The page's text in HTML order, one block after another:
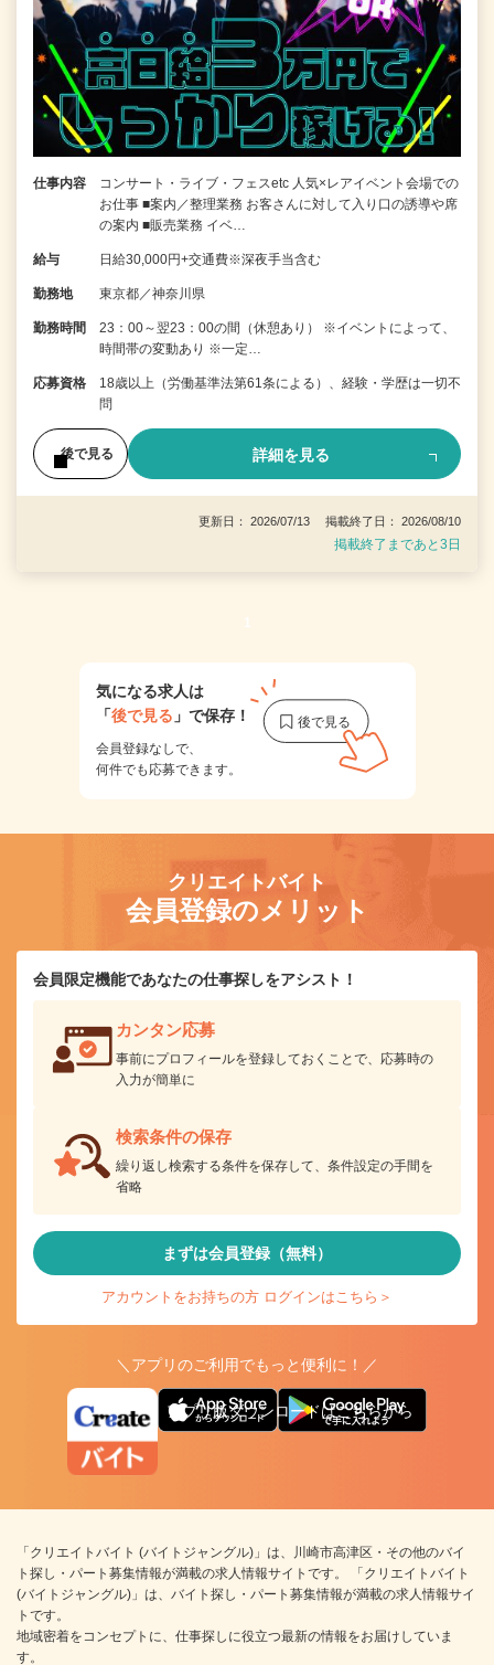
仕事内容
コンサート・ライブ・フェスetc 人気×レアイベント会場での
お仕事 ■案内／整理業務 お客さんに対して入り口の誘導や席
の案内 ■販売業務 イベ…
給与 日給30,000円+交通費※深夜手当含む
勤務地 東京都／神奈川県
勤務時間
23：00～翌23：00の間（休憩あり） ※イベントによって、
時間帯の変動あり ※一定…
応募資格
18歳以上（労働基準法第61条による）、経験・学歴は一切不
問
後で見る 詳細を見る
更新日： 2026/07/13 掲載終了日： 2026/08/10
掲載終了まであと3日
1
気になる求人は
「後で見る 」で保存！
会員登録なしで、
何件でも応募できます。
クリエイトバイト
会員登録のメリット
会員限定機能であなたの仕事探しをアシスト！
カンタン応募
事前にプロフィールを登録しておくことで、応募時の
入力が簡単に
検索条件の保存
繰り返し検索する条件を保存して、条件設定の手間を
省略
まずは会員登録（無料）
アカウントをお持ちの方 ログインはこちら＞
＼アプリのご利用でもっと便利に！／
アプリ版ダウンロードはこちらから
「クリエイトバイト (バイトジャングル)」は、川崎市高津区・その他のバイ
ト探し・パート募集情報が満載の求人情報サイトです。 「クリエイトバイト
(バイトジャングル)」は、バイト探し・パート募集情報が満載の求人情報サイ
トです。
地域密着をコンセプトに、仕事探しに役立つ最新の情報をお届けしていま
す。